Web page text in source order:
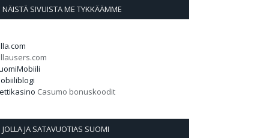
NÄISTÄ SIVUISTA ME TYKKÄÄMME
Casumo bonuskoodit
JOLLA JA SATAVUOTIAS SUOMI